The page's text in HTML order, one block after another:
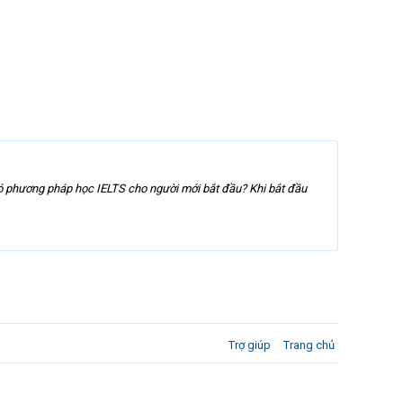
pháp học IELTS cho người mới bắt đầu? Khi bắt đầu
Trợ giúp Trang chủ